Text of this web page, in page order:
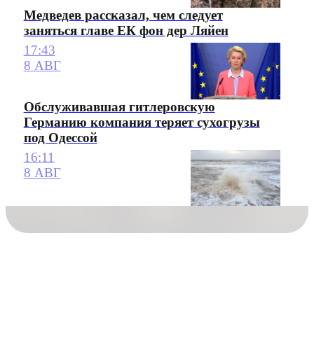
Медведев рассказал, чем следует
заняться главе ЕК фон дер Ляйен
17:43
8 АВГ
Обслуживавшая гитлеровскую
Германию компания теряет сухогрузы
под Одессой
16:11
8 АВГ